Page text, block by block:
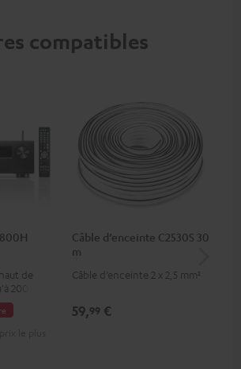
compatibles
de
200 watts
par
Câble d’enceinte C2530S 30
m
Câble d’enceinte 2 x 2,5 mm²
59,99 €